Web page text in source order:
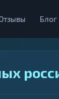
Блог